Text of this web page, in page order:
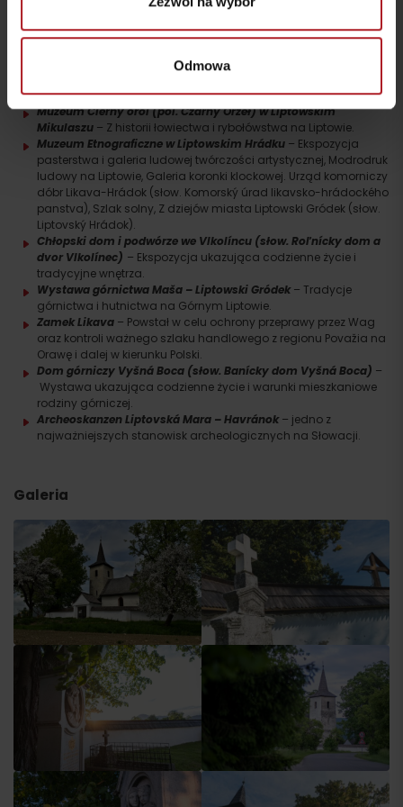
Odmowa
Zobacz także inne wystawy:
Muzeum si Liptowskiej w Pribylinie
Liptowa.
Muzeum Čierny orol (pol. Czarny Orzeł) w Liptowskim
Mikulaszu – Z historii łowiectwa i rybołówstwa na Liptowie.
Muzeum Etnograficzne w Liptowskim Hrádku – Ekspozycja
pasterstwa i galeria ludowej twórczości artystycznej, Modrodruk
ludowy na Liptowie, Galeria koronki klockowej. Urząd komorniczy
dóbr Likava-Hrádok (słow. Komorský úrad likavsko-hrádockého
panstva), Szlak solny, Z dziejów miasta Liptowski Gródek (słow.
Liptovský Hrádok).
Chłopski dom i podwórze we Vlkolíncu (słow. Roľnícky dom a
dvor Vlkolínec) – Ekspozycja ukazująca codzienne życie i
tradycyjne wnętrza.
Wystawa górnictwa Maša – Liptowski Gródek – Tradycje
górnictwa i hutnictwa na Górnym Liptowie.
Zamek Likava – Powstał w celu ochrony przeprawy przez Wag
oraz kontroli ważnego szlaku handlowego z regionu Považia na
Orawę i dalej w kierunku Polski.
Dom górniczy Vyšná Boca (słow. Banícky dom Vyšná Boca) –
Wystawa ukazująca codzienne życie i warunki mieszkaniowe
rodziny górniczej.
Archeoskanzen Liptovská Mara – Havránok – jedno z
najważniejszych stanowisk archeologicznych na Słowacji.
Galeria
Wyjazd